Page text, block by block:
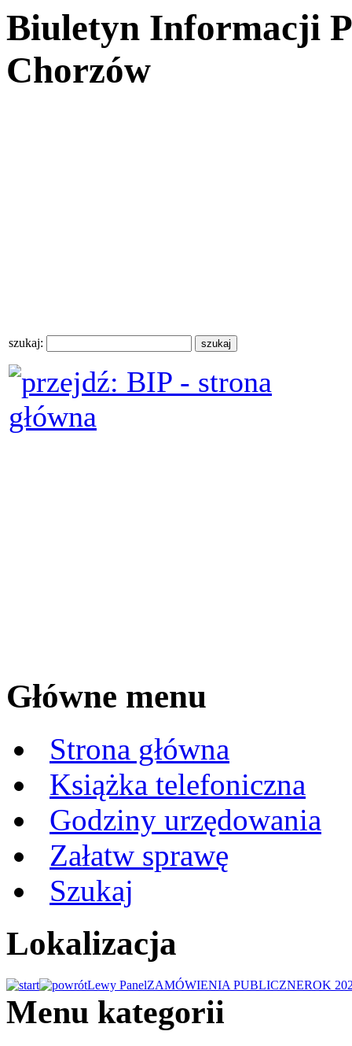
Biuletyn Informacji
Chorzów
szukaj:
Główne menu
Strona główna
Książka telefoniczna
Godziny urzędowania
Załatw sprawę
Szukaj
Lokalizacja
Lewy PanelZAMÓWIENIA PUBLICZNEROK
Menu kategorii